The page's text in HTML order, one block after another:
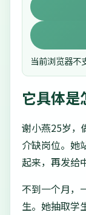
当前浏览器不
它具体是
谢小燕25岁，
介缺岗位。她
起来，再发给
不到一个月，
生。她抽取学